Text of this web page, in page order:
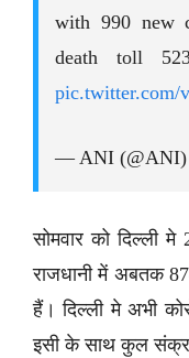
with 990 new
death toll
pic.twitter.com/
— ANI (@ANI)
सोमवार को दिल्ली मे
राजधानी में अबतक
हैं। दिल्ली मे अभी
इसी के साथ कुल